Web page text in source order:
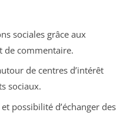
sociales grâce aux
de commentaire.
de centres d’intérêt
sociaux.
possibilité d’échanger des